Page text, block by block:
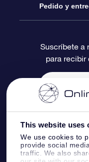
This website uses
We use cookies to
provide social
traffic. We also
Blog
Reseñas
Paquete de
Tarjeta de
Regalos
Registro estelar
Página de
Un Millón de
Aplicación de
Pedido y
Información de
Información de
Constelaciones
Suscríbete a
para recibir